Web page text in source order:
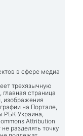
в сфере медиа
трехязычную
страница
изображения
на Портале,
РБК-Украина,
Attribution
разделять точку